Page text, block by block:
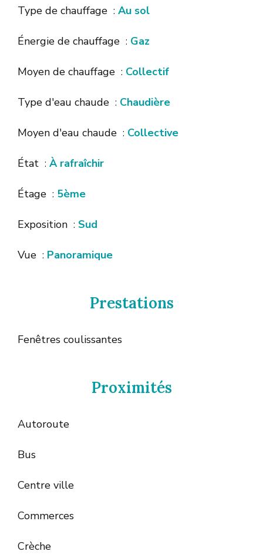
Type de chauffage Au sol
Énergie de chauffage Gaz
Moyen de chauffage Collectif
Type d'eau chaude Chaudière
Moyen d'eau chaude Collective
État À rafraîchir
Étage 5ème
Exposition Sud
Vue Panoramique
Prestations
Fenêtres coulissantes
Proximités
Autoroute
Bus
Centre ville
Commerces
Crèche